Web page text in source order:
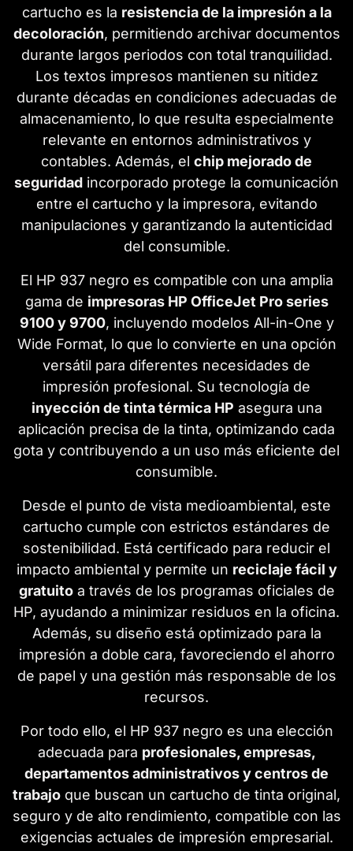
cartucho es la resistencia de la impresión a la
decoloración, permitiendo archivar documentos
durante largos periodos con total tranquilidad.
Los textos impresos mantienen su nitidez
durante décadas en condiciones adecuadas de
almacenamiento, lo que resulta especialmente
relevante en entornos administrativos y
contables. Además, el chip mejorado de
seguridad incorporado protege la comunicación
entre el cartucho y la impresora, evitando
manipulaciones y garantizando la autenticidad
del consumible.
El HP 937 negro es compatible con una amplia
gama de impresoras HP OfficeJet Pro series
9100 y 9700, incluyendo modelos All-in-One y
Wide Format, lo que lo convierte en una opción
versátil para diferentes necesidades de
impresión profesional. Su tecnología de
inyección de tinta térmica HP asegura una
aplicación precisa de la tinta, optimizando cada
gota y contribuyendo a un uso más eficiente del
consumible.
Desde el punto de vista medioambiental, este
cartucho cumple con estrictos estándares de
sostenibilidad. Está certificado para reducir el
impacto ambiental y permite un reciclaje fácil y
gratuitoa través de los programas oficiales de
HP, ayudando a minimizar residuos en la oficina.
Además, su diseño está optimizado para la
impresión a doble cara, favoreciendo el ahorro
de papel y una gestión más responsable de los
recursos.
Por todo ello, el HP 937 negro es una elección
adecuada para profesionales, empresas,
departamentos administrativos y centros de
trabajo que buscan un cartucho de tinta original,
seguro y de alto rendimiento, compatible con las
exigencias actuales de impresión empresarial.